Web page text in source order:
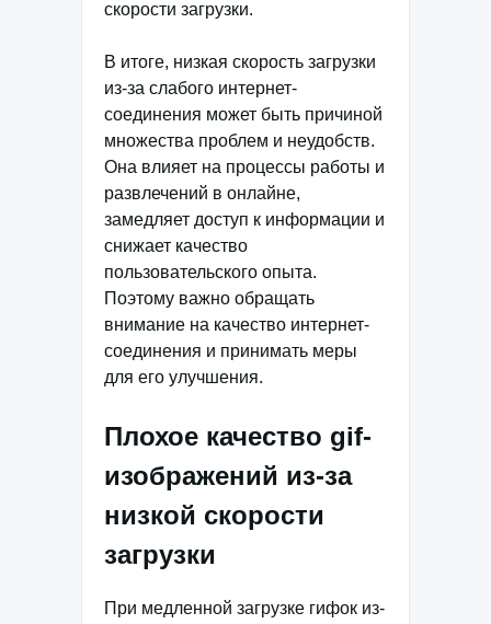
скорости загрузки.
В итоге, низкая скорость загрузки
из-за слабого интернет-
соединения может быть причиной
множества проблем и неудобств.
Она влияет на процессы работы и
развлечений в онлайне,
замедляет доступ к информации и
снижает качество
пользовательского опыта.
Поэтому важно обращать
внимание на качество интернет-
соединения и принимать меры
для его улучшения.
Плохое качество gif-
изображений из-за
низкой скорости
загрузки
При медленной загрузке гифок из-